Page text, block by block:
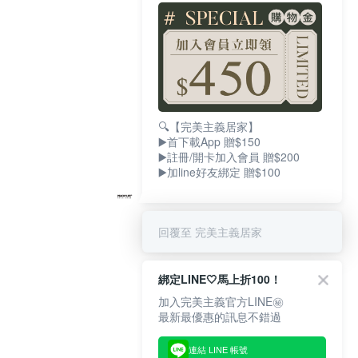
🔍【完美主義居家】
▶️首下載App 贈$150
▶️註冊/開卡加入會員 贈$200
▶️加line好友綁定 贈$100
回覆至 完美主義居家
綁定LINE🤍馬上折100！
加入完美主義官方LINE㊙
最新最優惠的訊息不錯過
連結 LINE 帳號